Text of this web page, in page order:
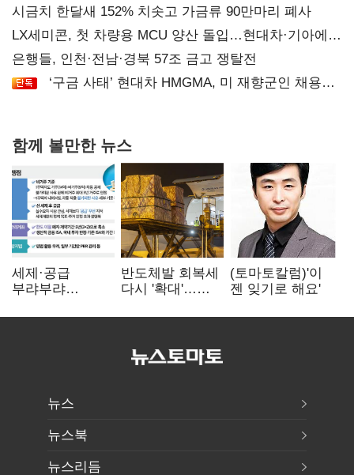
시금치 한달새 152% 치솟고 가금류 90만마리 폐사
LX세미콘, 첫 차량용 MCU 양산 돌입…현대차·기아에
공급
은행들, 인천·전남·경북 57조 금고 쟁탈전
‘구금 사태’ 현대차 HMGMA, 미 재향군인 채용
함께 볼만한 뉴스
세제·공급
부랴부랴
김윤덕' 책임론
반도체발 회복세
다시 '확대'…
5.8% 반등
(토마토칼럼)'이
젠 잊기로 해요'
뉴스
뉴스북
뉴스리듬